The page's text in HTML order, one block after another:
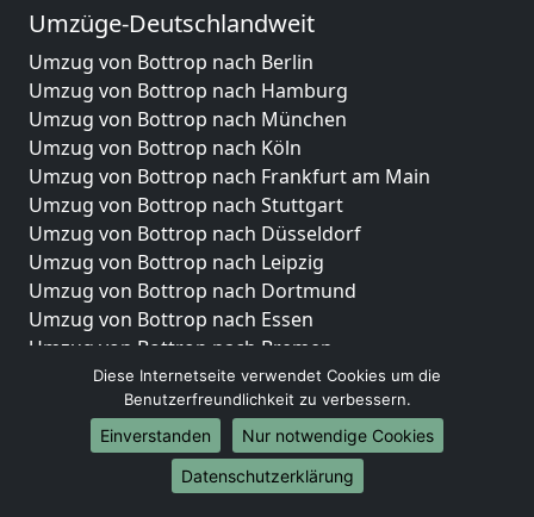
Umzüge-Deutschlandweit
Umzug von Bottrop nach Berlin
Umzug von Bottrop nach Hamburg
Umzug von Bottrop nach München
Umzug von Bottrop nach Köln
Umzug von Bottrop nach Frankfurt am Main
Umzug von Bottrop nach Stuttgart
Umzug von Bottrop nach Düsseldorf
Umzug von Bottrop nach Leipzig
Umzug von Bottrop nach Dortmund
Umzug von Bottrop nach Essen
Umzug von Bottrop nach Bremen
Umzug von Bottrop nach Dresden
Umzug von Bottrop nach Hannover
Umzug von Bottrop nach Nürnberg
Umzug von Bottrop nach Duisburg
Umzug von Bottrop nach Bochum
Diese Internetseite verwendet Cookies um die
Benutzerfreundlichkeit zu verbessern.
Einverstanden
Nur notwendige Cookies
Datenschutzerklärung